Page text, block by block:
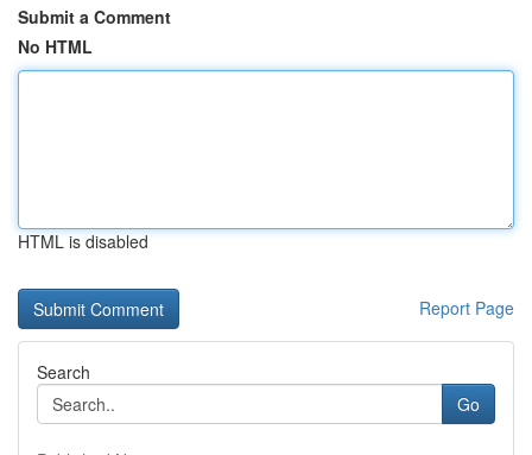
Submit a Comment
No HTML
HTML is disabled
Report Page
Search
Go